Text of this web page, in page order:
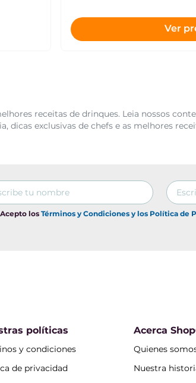
Ver
receitas de drinques. Leia nossos
exclusivas de chefs e as melhores
Acepto los Términos y Condiciones y los Política de
políticas
y condiciones
de privacidad
Acerca
Quienes
Nuestra